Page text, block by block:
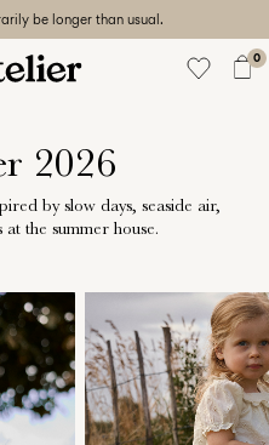
be longer than usual.
0
2026
by slow days, seaside air,
the summer house.
w18-plp-
mini-girl-
summerhouse-